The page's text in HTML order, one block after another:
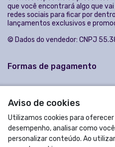
Aviso de cookies
Utilizamos cookies para
desempenho, analisar como
personalizar conteúdo. Ao